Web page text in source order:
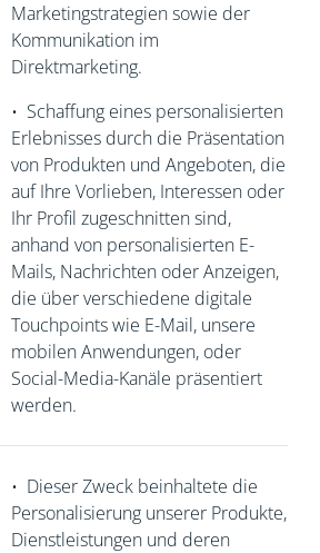
Marketingstrategien sowie der
Kommunikation im
Direktmarketing.
• Schaffung eines personalisierten
Erlebnisses durch die Präsentation
von Produkten und Angeboten, die
auf Ihre Vorlieben, Interessen oder
Ihr Profil zugeschnitten sind,
anhand von personalisierten E-
Mails, Nachrichten oder Anzeigen,
die über verschiedene digitale
Touchpoints wie E-Mail, unsere
mobilen Anwendungen, oder
Social-Media-Kanäle präsentiert
werden.
• Dieser Zweck beinhaltete die
Personalisierung unserer Produkte,
Dienstleistungen und deren